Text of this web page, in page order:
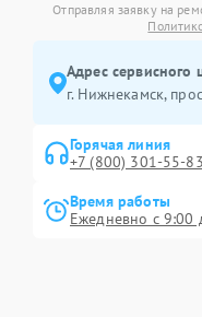
Отправляя заявку на
Адрес сервисного
г. Нижнекамск,
Горячая линия
+7 (800) 301-55-83
Время работы
Ежедневно с 9:00